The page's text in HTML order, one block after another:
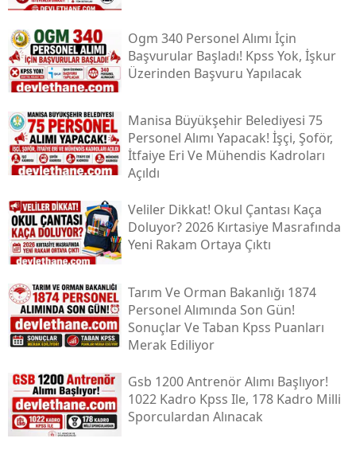
Ogm 340 Personel Alımı İçin
Başvurular Başladı! Kpss Yok, İşkur
Üzerinden Başvuru Yapılacak
Manisa Büyükşehir Belediyesi 75
Personel Alımı Yapacak! İşçi, Şoför,
İtfaiye Eri Ve Mühendis Kadroları
Açıldı
Veliler Dikkat! Okul Çantası Kaça
Doluyor? 2026 Kırtasiye Masrafında
Yeni Rakam Ortaya Çıktı
Tarım Ve Orman Bakanlığı 1874
Personel Alımında Son Gün!
Sonuçlar Ve Taban Kpss Puanları
Merak Ediliyor
Gsb 1200 Antrenör Alımı Başlıyor!
1022 Kadro Kpss Ile, 178 Kadro Milli
Sporculardan Alınacak